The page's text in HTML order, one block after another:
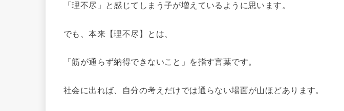
「理不尽」と感じてしまう子が増えているように思います。
でも、本来【理不尽】とは、
「筋が通らず納得できないこと」を指す言葉です。
社会に出れば、自分の考えだけでは通らない場面が山ほどあります。